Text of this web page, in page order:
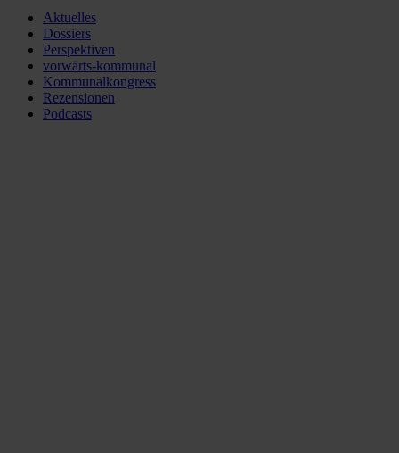
Aktuelles
Dossiers
Perspektiven
vorwärts-kommunal
Kommunalkongress
Rezensionen
Podcasts